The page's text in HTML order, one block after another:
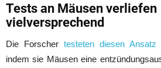
Tests an Mäusen verliefen
vielversprechend
Die Forscher testeten diesen
indem sie Mäusen eine